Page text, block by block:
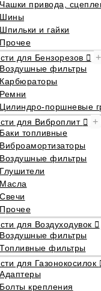
Чашки привода,
Шины
Шпильки и гайки
Прочее
для Бензорезов
+
Воздушные фильтры
Карбюраторы
Ремни
Цилиндро-поршневые
для Виброплит
+
Баки топливные
Виброамортизаторы
Воздушные фильтры
Глушители
Масла
Свечи
Прочее
для Воздуходувок
Воздушные фильтры
Топливные фильтры
для Газонокосилок
Адаптеры
Болты крепления